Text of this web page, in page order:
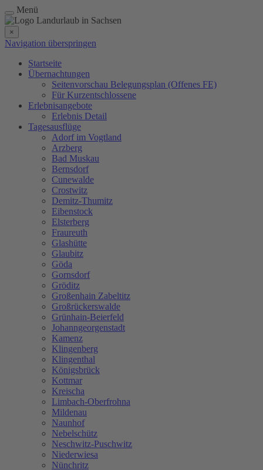
Menü
×
Navigation überspringen
Startseite
Übernachtungen
Seitenvorschau Belegungsplan (Offenes FE)
Für Kurzentschlossene
Erlebnisangebote
Erlebnis Detail
Tagesausflüge
Adorf im Vogtland
Arzberg
Bad Muskau
Bernsdorf
Cunewalde
Crostwitz
Demitz-Thumitz
Eibenstock
Elsterberg
Fraureuth
Glashütte
Glaubitz
Göda
Gornsdorf
Gröditz
Großenhain Zabeltitz
Großrückerswalde
Grünhain-Beierfeld
Johanngeorgenstadt
Kamenz
Klingenberg
Klingenthal
Königsbrück
Kottmar
Kreischa
Limbach-Oberfrohna
Mildenau
Naunhof
Nebelschütz
Neschwitz-Puschwitz
Niederwiesa
Nünchritz